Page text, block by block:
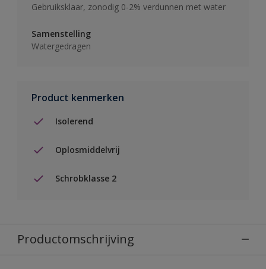
Gebruiksklaar, zonodig 0-2% verdunnen met water
Samenstelling
Watergedragen
Product kenmerken
Isolerend
Oplosmiddelvrij
Schrobklasse 2
Productomschrijving